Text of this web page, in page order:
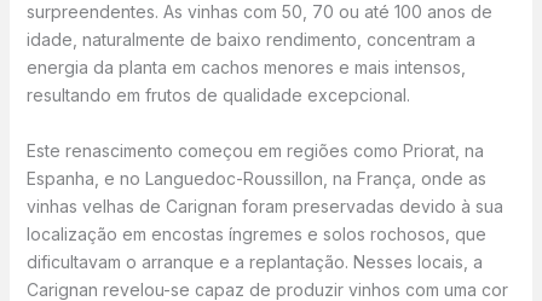
surpreendentes. As vinhas com 50, 70 ou até 100 anos de
idade, naturalmente de baixo rendimento, concentram a
energia da planta em cachos menores e mais intensos,
resultando em frutos de qualidade excepcional.
Este renascimento começou em regiões como Priorat, na
Espanha, e no Languedoc-Roussillon, na França, onde as
vinhas velhas de Carignan foram preservadas devido à sua
localização em encostas íngremes e solos rochosos, que
dificultavam o arranque e a replantação. Nesses locais, a
Carignan revelou-se capaz de produzir vinhos com uma cor